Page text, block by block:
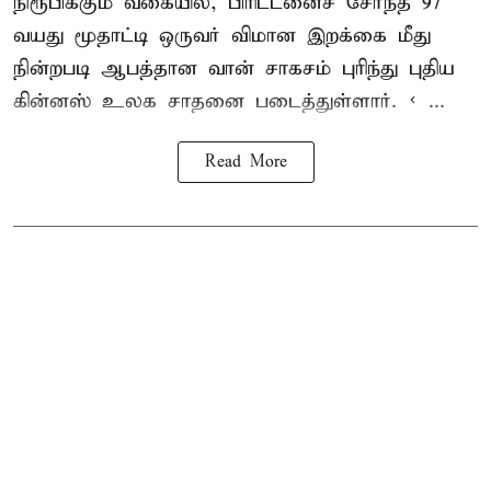
வயது மூதாட்டி ஒருவர் விமான இறக்கை மீது
நின்றபடி ஆபத்தான வான் சாகசம் புரிந்து புதிய
கின்னஸ் உலக சாதனை படைத்துள்ளார். < ...
Read More